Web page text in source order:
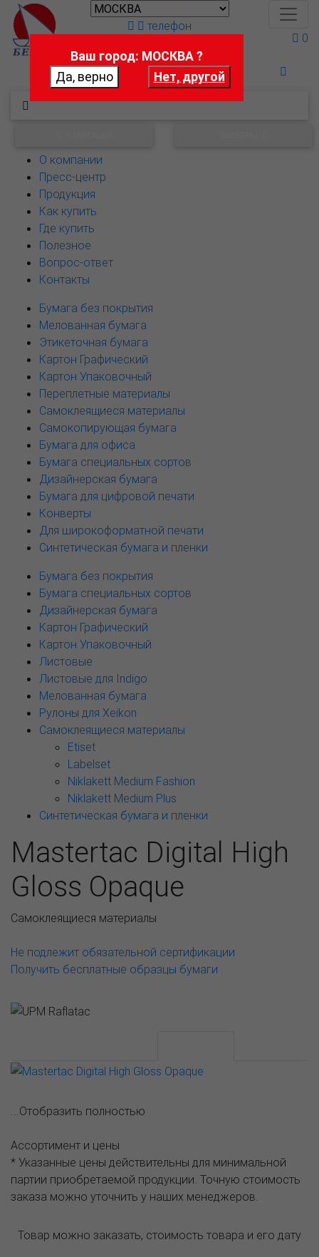
Поможем выбрать
телефон
0
О компании
Пресс-центр
Продукция
Как купить
Где купить
Полезное
Вопрос-ответ
Контакты
Бумага без покрытия
Мелованная бумага
Этикеточная бумага
Картон Графический
Картон Упаковочный
Переплетные материалы
Самоклеящиеся материалы
Самокопирующая бумага
Бумага для офиса
Бумага специальных сортов
Дизайнерская бумага
Бумага для цифровой печати
Конверты
Для широкоформатной печати
Синтетическая бумага и пленки
Бумага без покрытия
Бумага специальных сортов
Дизайнерская бумага
Картон Графический
Картон Упаковочный
Листовые
Листовые для Indigo
Мелованная бумага
Рулоны для Xeikon
Самоклеящиеся материалы
Etiset
Labelset
Niklakett Medium Fashion
Niklakett Medium Plus
Синтетическая бумага и пленки
Mastertac Digital High
Gloss Opaque
Самоклеящиеся материалы
Не подлежит обязательной сертификации
Получить бесплатные образцы бумаги
...Отобразить полностью
Ассортимент и цены
* Указанные цены действительны для минимальной
партии приобретаемой продукции. Точную стоимость
заказа можно уточнить у наших менеджеров.
Товар можно заказать, стоимость товара и его дату
Ваш город: МОСКВА ?